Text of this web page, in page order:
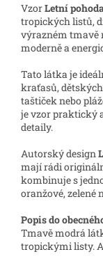
VzorLetní
tropických listů,
výrazném tmavě
moderně a
Tato látka je
kraťasů,
taštiček nebo
je vzor praktický
detaily.
Autorský design
mají rádi
kombinuje s
oranžové, zelené
Popis do
Tmavě modrá
tropickými listy.